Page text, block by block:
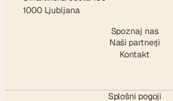
1000 Ljubljana
Spoznaj nas
Naši partnerji
Kontakt
Splošni pogoji